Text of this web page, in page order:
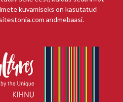
kuvamiseks on kasutatud
andmebaasi.